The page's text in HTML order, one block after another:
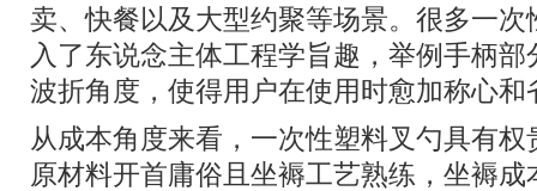
卖、快餐以及大型约聚等场景。很多一
入了东说念主体工程学旨趣，举例手柄
波折角度，使得用户在使用时愈加称心和
从成本角度来看，一次性塑料叉勺具有
原材料开首庸俗且坐褥工艺熟练，坐褥